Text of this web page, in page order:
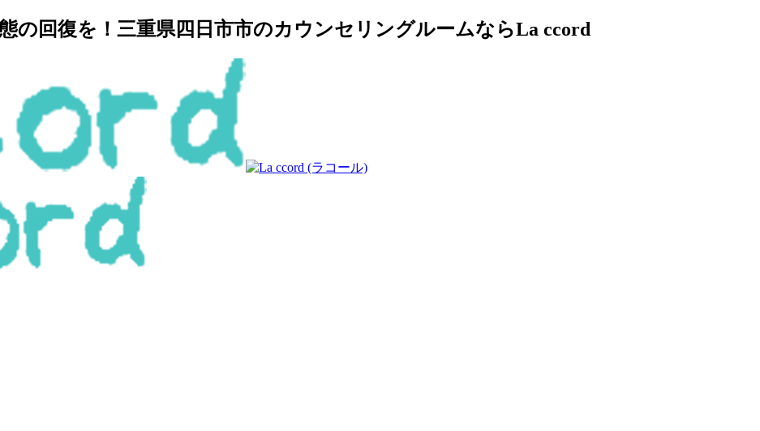
の回復を！三重県四日市市のカウンセリングルームならLa ccord